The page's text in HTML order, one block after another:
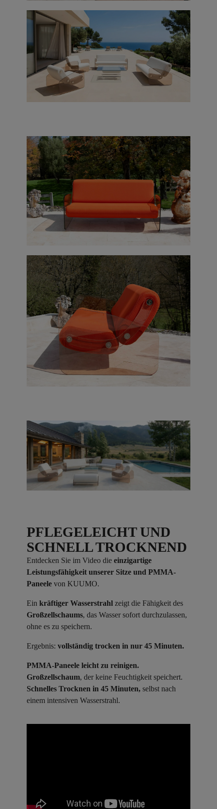
PFLEGELEICHT UND
SCHNELL TROCKNEND
Entdecken Sie im Video die einzigartige
Leistungsfähigkeit unserer Sitze und PMMA-
Paneele von KUUMO.
Ein kräftiger Wasserstrahl zeigt die Fähigkeit des
Großzellschaums, das Wasser sofort durchzulassen,
ohne es zu speichern.
Ergebnis: vollständig trocken in nur 45 Minuten.
PMMA-Paneele leicht zu reinigen.
Großzellschaum, der keine Feuchtigkeit speichert.
Schnelles Trocknen in 45 Minuten, selbst nach
einem intensiven Wasserstrahl.